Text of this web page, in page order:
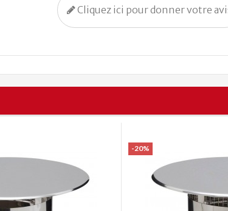
Cliquez ici pour donner votre
-20%